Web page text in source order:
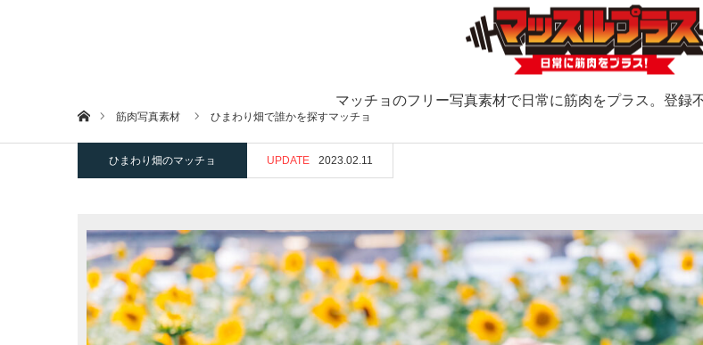
マッチョのフリー写真素材で日常に筋肉をプラス。登録
ホーム筋肉写真素材 ひまわり畑で誰かを探すマッチョ
ひまわり畑のマッチョ UPDATE 2023.02.11